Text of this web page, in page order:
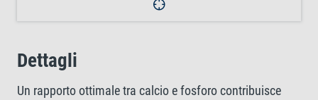
Dettagli
Un rapporto ottimale tra calcio e fosforo contribuisce